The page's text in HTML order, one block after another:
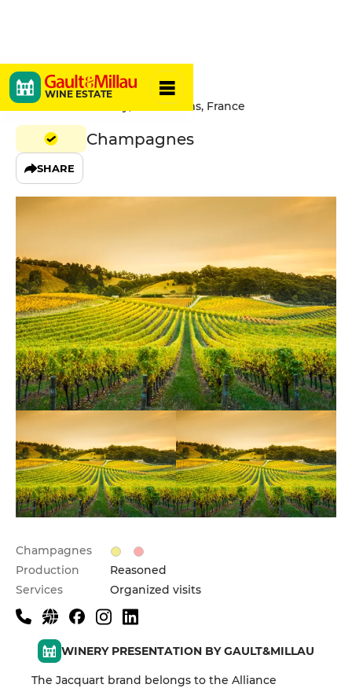
WINE ESTATE
Jacquart
34 Boulevard Lundy, 51100 Reims, France
Champagnes
SHARE
Champagnes
Production
Reasoned
Services
Organized visits
WINERY PRESENTATION BY GAULT&MILLAU
The Jacquart brand belongs to the Alliance